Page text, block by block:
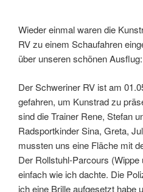
Wieder einmal waren die
RV zu einem Schaufahren
über unseren schönen Ausflug:
Der Schweriner RV ist am
gefahren, um Kunstrad zu
sind die Trainer Rene, Stefan
Radsportkinder Sina, Greta,
mussten uns eine Fläche mit
Der Rollstuhl-Parcours
einfach wie ich dachte. Die
ich eine Brille aufgesetzt habe